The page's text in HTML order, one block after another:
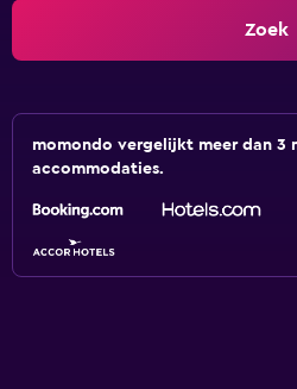
Zoek
momondo vergelijkt meer dan 3
accommodaties.